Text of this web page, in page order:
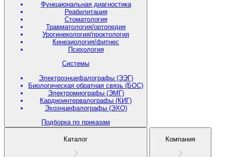
Функциональная диагностика
Реабилитация
Стоматология
Травматология/ортопедия
Урогинекология/проктология
Кинезиология/фитнес
Психология
Системы
Электроэнцефалографы (ЭЭГ)
Биологическая обратная связь (БОС)
Электромиографы (ЭМГ)
Кардиоинтервалографы (КИГ)
Эхоэнцефалографы (ЭХО)
Подборка по приказам
Каталог Компания